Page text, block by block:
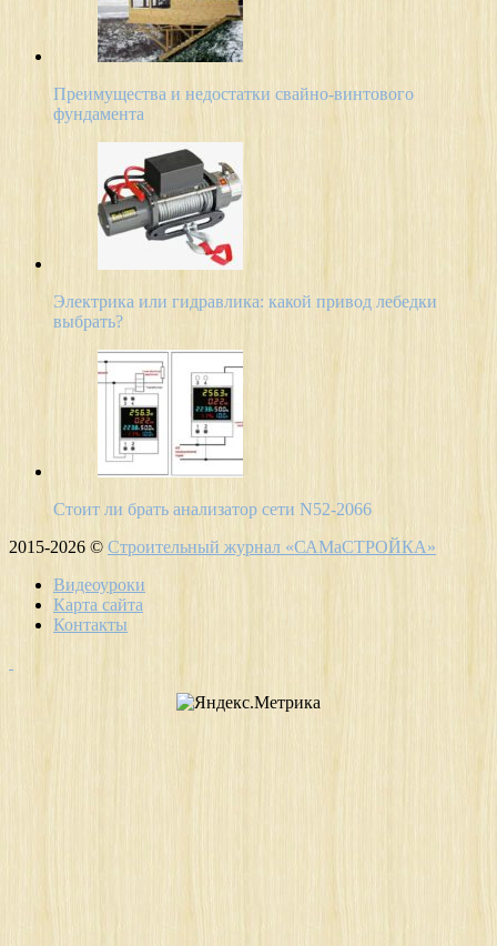
Преимущества и недостатки свайно-винтового
фундамента
Электрика или гидравлика: какой привод лебедки
выбрать?
Стоит ли брать анализатор сети N52-2066
2015-2026 © Строительный журнал «САМаСТРОЙКА»
Видеоуроки
Карта сайта
Контакты